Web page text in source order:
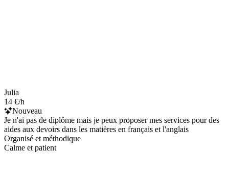
Julia
14 €/h
Nouveau
Je n'ai pas de diplôme mais je peux proposer mes services pour des
aides aux devoirs dans les matières en français et l'anglais
Organisé et méthodique
Calme et patient